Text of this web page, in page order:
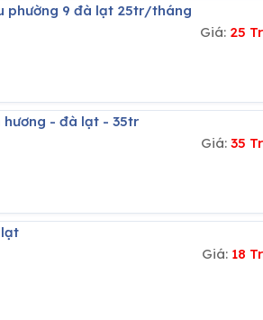
phường 9 đà lạt 25tr/tháng
Giá: 25
hương - đà lạt - 35tr
Giá:35
Giá: 18